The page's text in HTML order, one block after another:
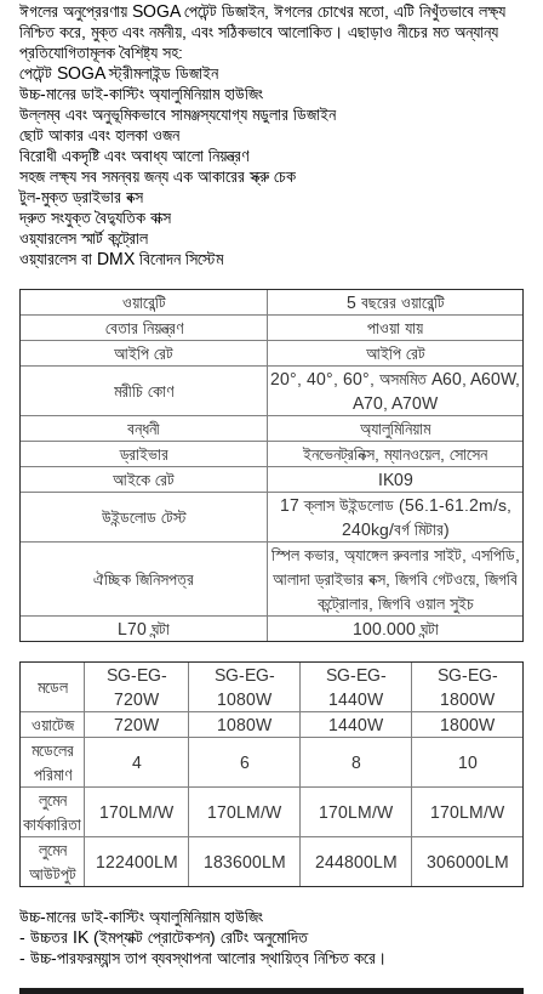
ঈগলের অনুপ্রেরণায় SOGA পেটেন্ট ডিজাইন, ঈগলের চোখের মতো, এটি নিখুঁতভাবে লক্ষ্য
নিশ্চিত করে, মুক্ত এবং নমনীয়, এবং সঠিকভাবে আলোকিত। এছাড়াও নীচের মত অন্যান্য
প্রতিযোগিতামূলক বৈশিষ্ট্য সহ:
পেটেন্ট SOGA স্ট্রীমলাইন্ড ডিজাইন
উচ্চ-মানের ডাই-কাস্টিং অ্যালুমিনিয়াম হাউজিং
উল্লম্ব এবং অনুভূমিকভাবে সামঞ্জস্যযোগ্য মডুলার ডিজাইন
ছোট আকার এবং হালকা ওজন
বিরোধী একদৃষ্টি এবং অবাধ্য আলো নিয়ন্ত্রণ
সহজ লক্ষ্য সব সমন্বয় জন্য এক আকারের স্ক্রু চেক
টুল-মুক্ত ড্রাইভার বক্স
দ্রুত সংযুক্ত বৈদ্যুতিক বাক্স
ওয়্যারলেস স্মার্ট কন্ট্রোল
ওয়্যারলেস বা DMX বিনোদন সিস্টেম
ওয়ারেন্টি
5 বছরের ওয়ারেন্টি
বেতার নিয়ন্ত্রণ
পাওয়া যায়
আইপি রেট
আইপি রেট
মরীচি কোণ
20°, 40°, 60°, অসমমিত A60, A60W,
A70, A70W
বন্ধনী
অ্যালুমিনিয়াম
ড্রাইভার
ইনভেনট্রনিক্স, ম্যানওয়েল, সোসেন
আইকে রেট
IK09
উইন্ডলোড টেস্ট
17 ক্লাস উইন্ডলোড (56.1-61.2m/s,
240kg/বর্গ মিটার)
ঐচ্ছিক জিনিসপত্র
স্পিল কভার, অ্যাঙ্গেল রুবলার সাইট, এসপিডি,
আলাদা ড্রাইভার বক্স, জিগবি গেটওয়ে, জিগবি
কন্ট্রোলার, জিগবি ওয়াল সুইচ
L70 ঘন্টা
100.000 ঘন্টা
মডেল
SG-EG-
720W
SG-EG-
1080W
SG-EG-
1440W
SG-EG-
1800W
ওয়াটেজ
720W 1080W 1440W
1800W
মডেলের
পরিমাণ
4 6 8
10
লুমেন
কার্যকারিতা
170LM/W 170LM/W 170LM/W
170LM/W
লুমেন
আউটপুট
122400LM 183600LM 244800LM 306000LM
উচ্চ-মানের ডাই-কাস্টিং অ্যালুমিনিয়াম হাউজিং
- উচ্চতর IK (ইমপ্যাক্ট প্রোটেকশন) রেটিং অনুমোদিত
- উচ্চ-পারফরম্যান্স তাপ ব্যবস্থাপনা আলোর স্থায়িত্ব নিশ্চিত করে।